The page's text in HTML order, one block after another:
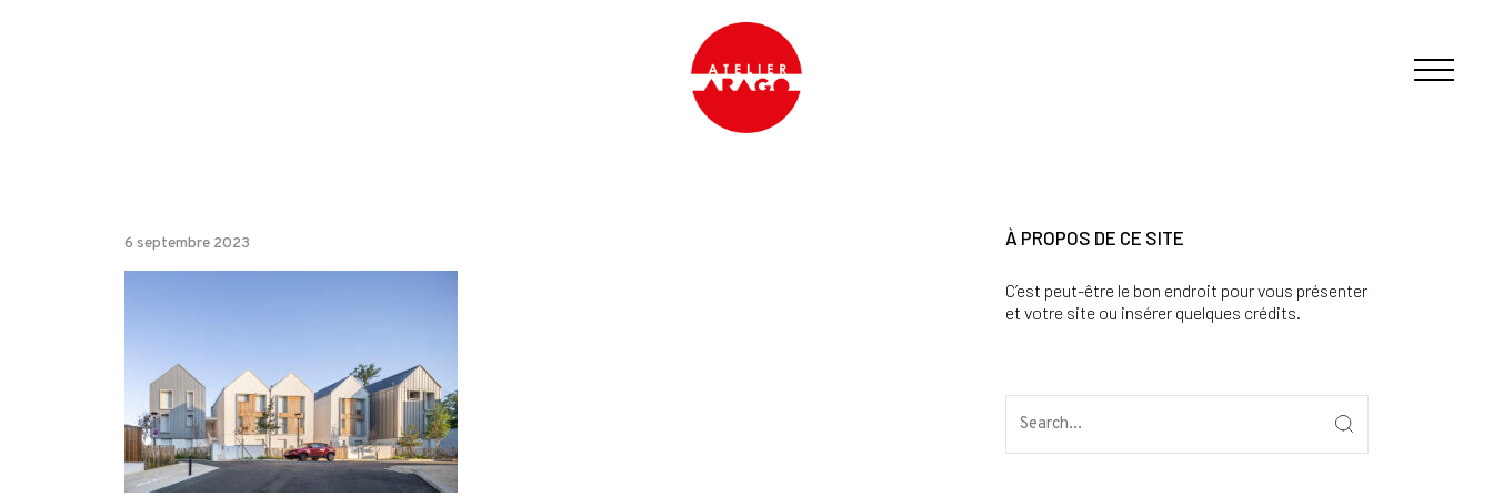
6 septembre 2023 À PROPOS DE CE SITE
C’est peut-être le bon endroit pour vous présenter
et votre site ou insérer quelques crédits.